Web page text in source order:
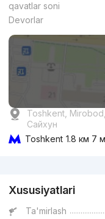
qavatlar soni
Devorlar
Toshkent,
Сайхун
Toshkent 1.8 км 7
Xususiyatlari
Ta'mirlash